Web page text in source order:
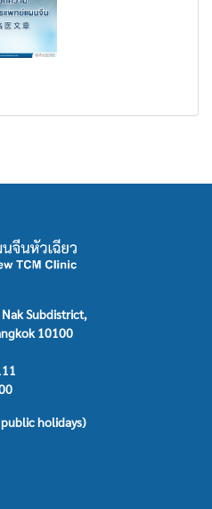
Subdistrict,
10100
public holidays)